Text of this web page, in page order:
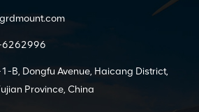
B, Dongfu Avenue, Haicang District,
Province, China